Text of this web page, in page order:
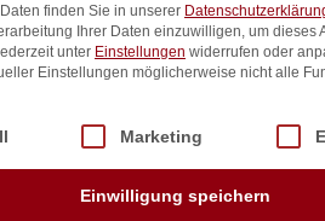
inkl. /
finden Sie in unserer
Ihrer Daten einzuwilligen, um dieses
unter Einstellungen widerrufen oder
Einstellungen möglicherweise nicht alle
Service-Gruppen, für die eine
Marketing
Einwilligung speichern